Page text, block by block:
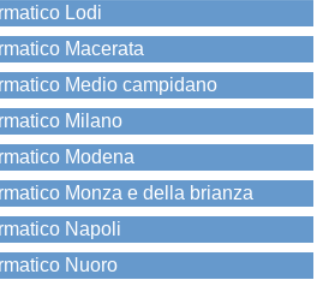
Lodi
Macerata
Medio campidano
Milano
Modena
Monza e della brianza
Napoli
Nuoro